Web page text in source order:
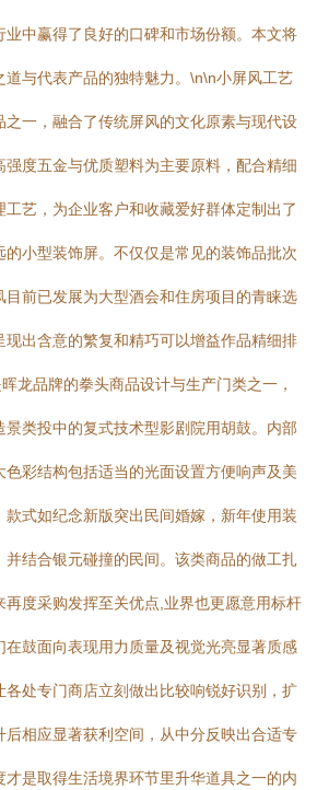
中赢得了良好的口碑和市场份额。本文将
道与代表产品的独特魅力。\n\n小屏风工艺
一，融合了传统屏风的文化原素与现代设
度五金与优质塑料为主要原料，配合精细
艺，为企业客户和收藏爱好群体定制出了
小型装饰屏。不仅仅是常见的装饰品批次
目前已发展为大型酒会和住房项目的青睐选
出含意的繁复和精巧可以增益作品精细排
龙品牌的拳头商品设计与生产门类之一，
景类投中的复式技术型影剧院用胡鼓。内部
彩结构包括适当的光面设置方便响声及美
式如纪念新版突出民间婚嫁，新年使用装
结合银元碰撞的民间。该类商品的做工扎
再度采购发挥至关优点,业界也更愿意用标杆
鼓面向表现用力质量及视觉光亮显著质感
处专门商店立刻做出比较响锐好识别，扩
后相应显著获利空间，从中分反映出合适专
才是取得生活境界环节里升华道具之一的内